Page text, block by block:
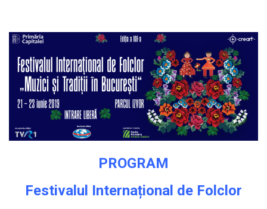
PROGRAM
Festivalul Internațional de Folclor